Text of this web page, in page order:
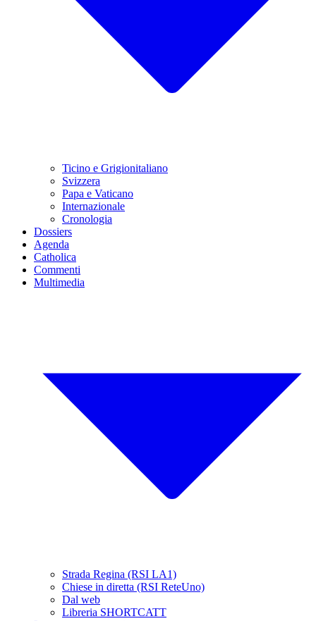
Ticino e Grigionitaliano
Svizzera
Papa e Vaticano
Internazionale
Cronologia
Dossiers
Agenda
Catholica
Commenti
Multimedia
Strada Regina (RSI LA1)
Chiese in diretta (RSI ReteUno)
Dal web
Libreria SHORTCATT